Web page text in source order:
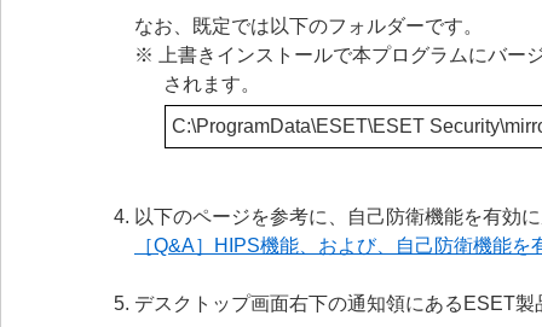
なお、既定では以下のフォルダーです。
※ 上書きインストールで本プログラムにバー
されます。
C:\ProgramData\ESET\ESET
以下のページを参考に、自己防衛機能を有効
［Q&A］HIPS機能、および、自己防衛機能を
デスクトップ画面右下の通知領にあるESET